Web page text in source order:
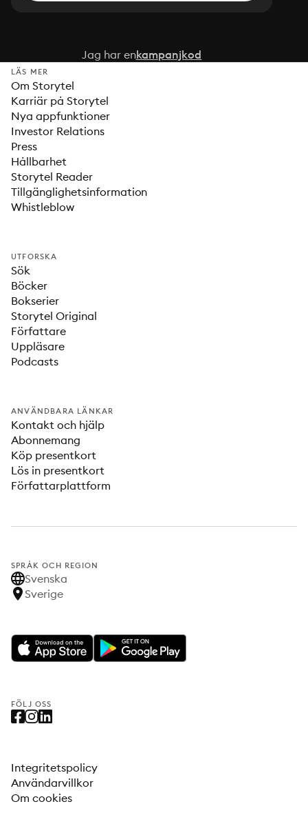
Jag har enkampanjkod
LÄS MER
Om Storytel
Karriär på Storytel
Nya appfunktioner
Investor Relations
Press
Hållbarhet
Storytel Reader
Tillgänglighetsinformation
Whistleblow
UTFORSKA
Sök
Böcker
Bokserier
Storytel Original
Författare
Uppläsare
Podcasts
ANVÄNDBARA LÄNKAR
Kontakt och hjälp
Abonnemang
Köp presentkort
Lös in presentkort
Författarplattform
SPRÅK OCH REGION
Svenska
Sverige
FÖLJ OSS
Integritetspolicy
Användarvillkor
Om cookies